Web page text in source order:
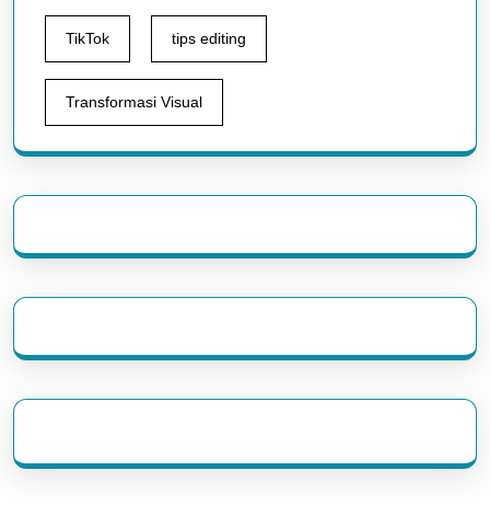
TikTok tips editing
Transformasi Visual